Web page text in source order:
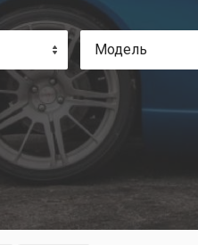
Модель